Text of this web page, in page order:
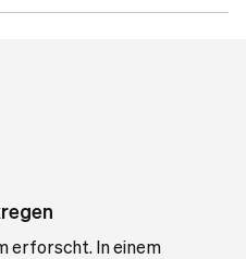
erforscht. In einem